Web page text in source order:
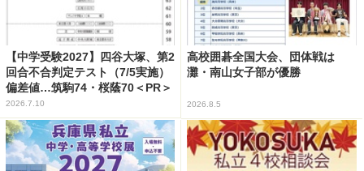
【中学受験2027】四谷大塚、第2
回合不合判定テスト（7/5実施）
偏差値…筑駒74・桜蔭70＜PR＞
2026.7.10
高校囲碁全国大会、団体戦は
灘・南山女子部が優勝
2026.8.5